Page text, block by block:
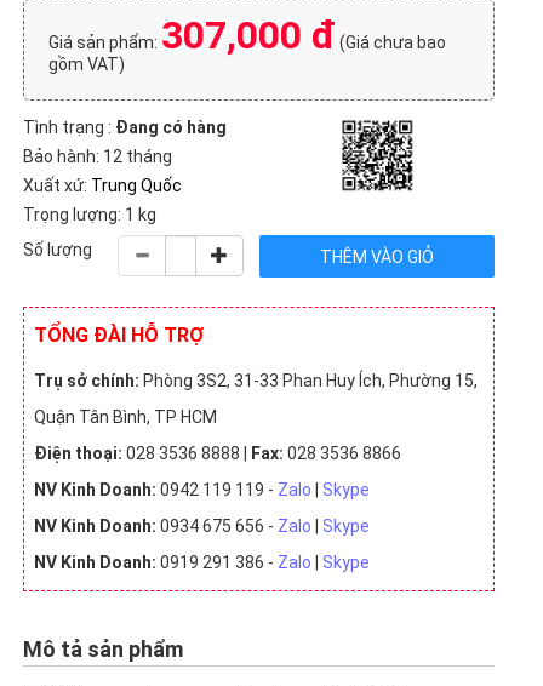
Giá sản phẩm: 307,000 đ (Giá chưa bao
gồm VAT)
Tình trạng : Đang có hàng
Bảo hành: 12 tháng
Xuất xứ: Trung Quốc
Trọng lượng: 1 kg
Số lượng
TỔNG ĐÀI HỖ TRỢ
Trụ sở chính: Phòng 3S2, 31-33 Phan Huy Ích, Phường 15,
Quận Tân Bình, TP HCM
Điện thoại: 028 3536 8888 | Fax: 028 3536 8866
NV Kinh Doanh: 0942 119 119 - Zalo
Skype
NV Kinh Doanh: 0934 675 656 - Zalo
Skype
NV Kinh Doanh: 0919 291 386 - Zalo Skype
Mô tả sản phẩm